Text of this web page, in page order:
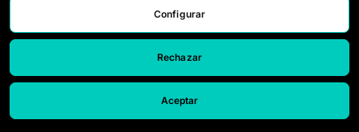
Équipes Règlement
Configurar
Rechazar
Aceptar